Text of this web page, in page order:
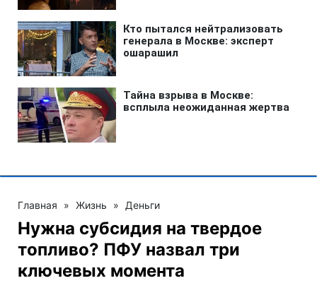
Главная » Жизнь » Деньги
Нужна субсидия на твердое
топливо? ПФУ назвал три
ключевых момента